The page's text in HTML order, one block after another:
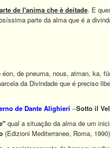
de l'anima che è deitade. E
parte da alma que é a
de pneuma, nous, atman, ka,
da Divindade que é preciso
de Dante Alighieri --Sotto il
qual a situação da alma de um
(Edizioni Mediterranee, Roma,